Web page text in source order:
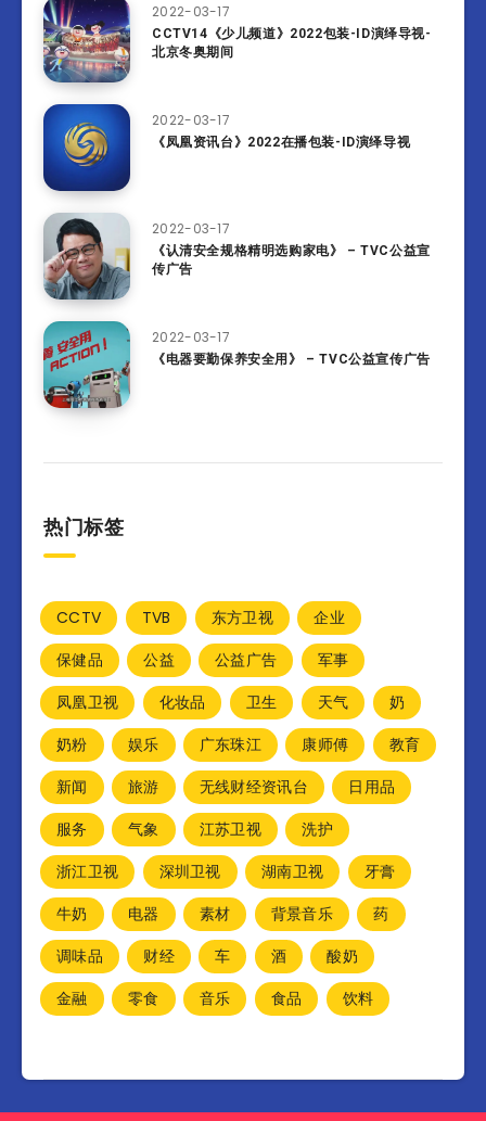
2022-03-17
CCTV14《少儿频道》2022包装-ID演绎导视-
北京冬奥期间
2022-03-17
《凤凰资讯台》2022在播包装-ID演绎导视
2022-03-17
《认清安全规格精明选购家电》 – TVC公益宣
传广告
2022-03-17
《电器要勤保养安全用》 – TVC公益宣传广告
热门标签
CCTV TVB 东方卫视
企业
保健品
公益 公益广告
军事
凤凰卫视
化妆品 卫生 天气
奶
奶粉
娱乐 广东珠江 康师傅
教育
新闻
旅游 无线财经资讯台
日用品
服务
气象 江苏卫视
洗护
浙江卫视
深圳卫视 湖南卫视
牙膏
牛奶
电器 素材 背景音乐
药
调味品
财经 车 酒
酸奶
金融
零食 音乐 食品 饮料